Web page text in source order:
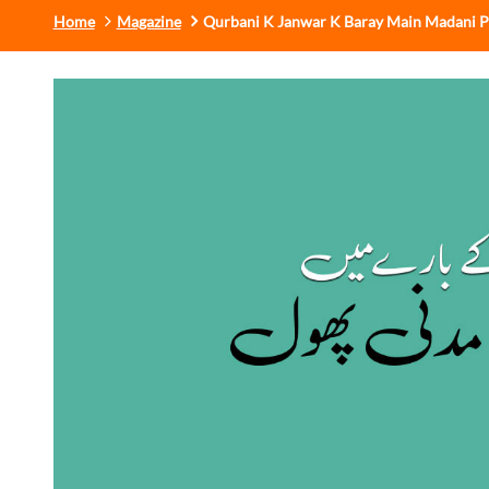
Home Magazine Qurbani K Janwar K Baray Main Madani